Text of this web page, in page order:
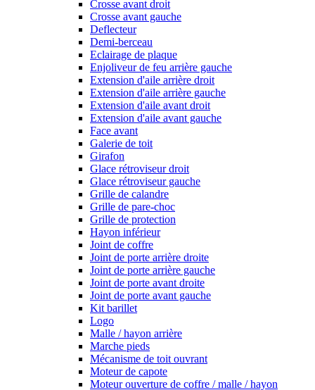
Crosse avant droit
Crosse avant gauche
Deflecteur
Demi-berceau
Eclairage de plaque
Enjoliveur de feu arrière gauche
Extension d'aile arrière droit
Extension d'aile arrière gauche
Extension d'aile avant droit
Extension d'aile avant gauche
Face avant
Galerie de toit
Girafon
Glace rétroviseur droit
Glace rétroviseur gauche
Grille de calandre
Grille de pare-choc
Grille de protection
Hayon inférieur
Joint de coffre
Joint de porte arrière droite
Joint de porte arrière gauche
Joint de porte avant droite
Joint de porte avant gauche
Kit barillet
Logo
Malle / hayon arrière
Marche pieds
Mécanisme de toit ouvrant
Moteur de capote
Moteur ouverture de coffre / malle / hayon